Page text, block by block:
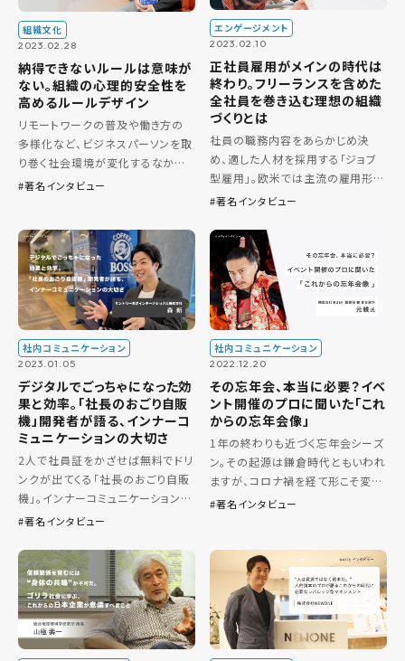
組織文化
2023.02.28
納得できないルールは意味が
ない。組織の心理的安全性を
高めるルールデザイン
リモートワークの普及や働き方の
多様化など、ビジネスパーソンを取
り巻く社会環境が変化するなかで、
チームでパフォーマンスを発揮する
い組織をつくるためにはどうすれ
[…]
著名インタビュー
エンゲージメント
2023.02.10
正社員雇用がメインの時代は
終わり。フリーランスを含めた
全社員を巻き込む理想の組織
づくりとは
社員の職務内容をあらかじめ決
め、適した人材を採用する「ジョブ
型雇用」。欧米では主流の雇用形態
とされていますが、日本ではこれま
ない「メンバーシップ型雇用」が主
流でした。 しかし昨今の日本では
[…]
著名インタビュー
社内コミュニケーション
2023.01.05
デジタルでごっちゃになった効
果と効率。「社長のおごり自販
機」開発者が語る、インナーコ
ミュニケーションの大切さ
2人で社員証をかざせば無料でドリ
ンクが出てくる「社長のおごり自販
機」。インナーコミュニケーション活
性化や、ユニークな福利厚生として
の森さんにインタビュー。「社長の
おごり自販機」がどんな社 […]
著名インタビュー
社内コミュニケーション
2022.12.20
その忘年会、本当に必要？イベ
ント開催のプロに聞いた「これ
からの忘年会像」
1年の終わりも近づく忘年会シーズ
ン。その起源は鎌倉時代ともいわれ
ますが、コロナ禍を経て形こそ変
わってもいまだ多くの企業が1年の
んとなくで開催している企業も […]
著名インタビュー